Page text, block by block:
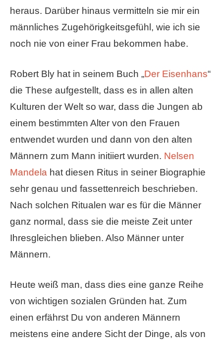
heraus. Darüber hinaus vermitteln sie mir ein
männliches Zugehörigkeitsgefühl, wie ich sie
noch nie von einer Frau bekommen habe.
Robert Bly hat in seinem Buch „Der Eisenhans“
die These aufgestellt, dass es in allen alten
Kulturen der Welt so war, dass die Jungen ab
einem bestimmten Alter von den Frauen
entwendet wurden und dann von den alten
Männern zum Mann initiiert wurden. Nelsen
Mandela hat diesen Ritus in seiner Biographie
sehr genau und fassettenreich beschrieben.
Nach solchen Ritualen war es für die Männer
ganz normal, dass sie die meiste Zeit unter
Ihresgleichen blieben. Also Männer unter
Männern.
Heute weiß man, dass dies eine ganze Reihe
von wichtigen sozialen Gründen hat. Zum
einen erfährst Du von anderen Männern
meistens eine andere Sicht der Dinge, als von